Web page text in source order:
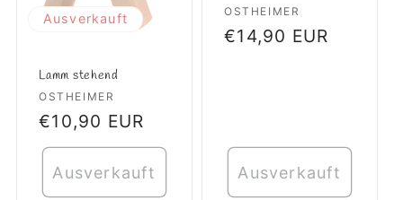
Ausverkauft
Lamm stehend
Anbieter:
OSTHEIMER
Normaler
Preis
€10,90 EUR
Ausverkauft
Anbieter:
OSTHEIMER
Normaler
€14,90 EUR
Ausverkauft